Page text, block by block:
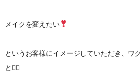
メイクを変えたい
というお客様にイメージしていただき、ワ
と♡